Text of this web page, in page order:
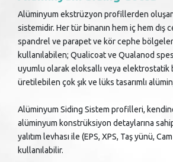
Alüminyum ekstrüzyon profillerden
sistemidir. Her tür binanın hem iç hem dış
spandrel ve parapet ve kör cephe
kullanılabilen; Qualicoat ve Qualanod
uyumlu olarak eloksallı veya elektrostatik
üretilebilen çok şık ve lüks tasarımlı
Alüminyum Siding Sistem profilleri,
alüminyum konstrüksiyon detaylarına
yalıtım levhası ile (EPS, XPS, Taş yünü,
kullanılabilir.